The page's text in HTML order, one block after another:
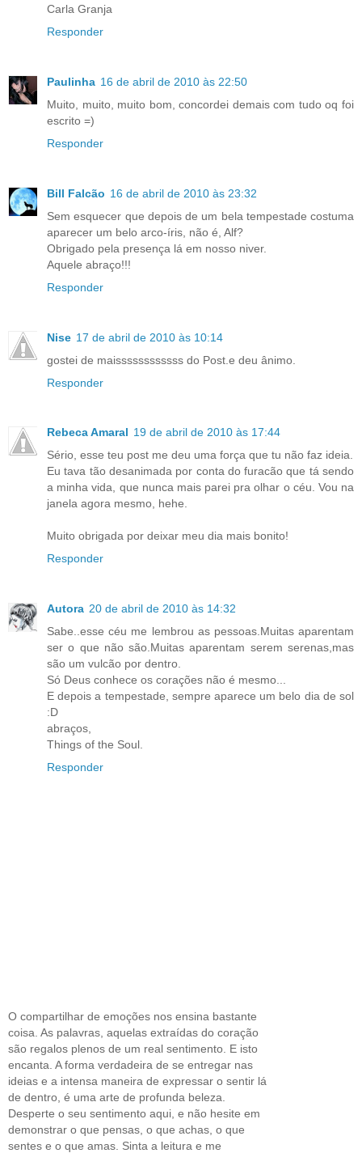
Carla Granja
Responder
Paulinha 16 de abril de 2010 às 22:50
Muito, muito, muito bom, concordei demais com tudo oq foi
escrito =)
Responder
Bill Falcão 16 de abril de 2010 às 23:32
Sem esquecer que depois de um bela tempestade costuma
aparecer um belo arco-íris, não é, Alf?
Obrigado pela presença lá em nosso niver.
Aquele abraço!!!
Responder
Nise 17 de abril de 2010 às 10:14
gostei de maissssssssssss do Post.e deu ânimo.
Responder
Rebeca Amaral 19 de abril de 2010 às 17:44
Sério, esse teu post me deu uma força que tu não faz ideia.
Eu tava tão desanimada por conta do furacão que tá sendo
a minha vida, que nunca mais parei pra olhar o céu. Vou na
janela agora mesmo, hehe.
Muito obrigada por deixar meu dia mais bonito!
Responder
Autora 20 de abril de 2010 às 14:32
Sabe..esse céu me lembrou as pessoas.Muitas aparentam
ser o que não são.Muitas aparentam serem serenas,mas
são um vulcão por dentro.
Só Deus conhece os corações não é mesmo...
E depois a tempestade, sempre aparece um belo dia de sol
:D
abraços,
Things of the Soul.
Responder
O compartilhar de emoções nos ensina bastante
coisa. As palavras, aquelas extraídas do coração
são regalos plenos de um real sentimento. E isto
encanta. A forma verdadeira de se entregar nas
ideias e a intensa maneira de expressar o sentir lá
de dentro, é uma arte de profunda beleza.
Desperte o seu sentimento aqui, e não hesite em
demonstrar o que pensas, o que achas, o que
sentes e o que amas. Sinta a leitura e me